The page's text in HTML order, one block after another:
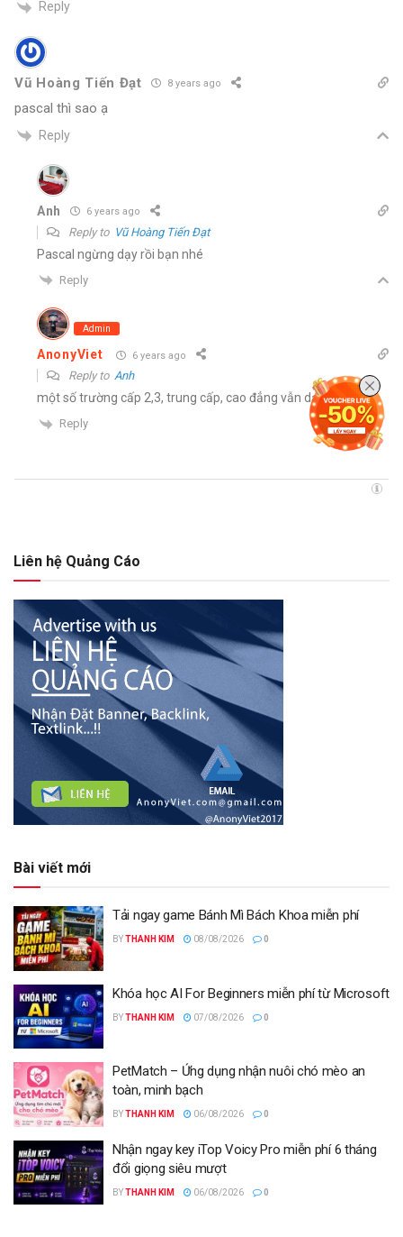
Reply
Vũ Hoàng Tiến Đạt 8 years ago
pascal thì sao ạ
Reply
Anh 6 years ago
Reply to Vũ Hoàng Tiến Đạt
Pascal ngừng dạy rồi bạn nhé
Reply
Admin
AnonyViet 6 years ago
Reply to Anh
một số trường cấp 2,3, trung cấp, cao đẳng vẫn dạy nha bạn
Reply
Liên hệ Quảng Cáo
Bài viết mới
Tải ngay game Bánh Mì Bách Khoa miễn phí
BYTHANH KIM 08/08/2026 0
Khóa học AI For Beginners miễn phí từ Microsoft
BYTHANH KIM 07/08/2026 0
PetMatch – Ứng dụng nhận nuôi chó mèo an
toàn, minh bạch
BYTHANH KIM 06/08/2026 0
Nhận ngay key iTop Voicy Pro miễn phí 6 tháng
đổi giọng siêu mượt
BYTHANH KIM 06/08/2026 0